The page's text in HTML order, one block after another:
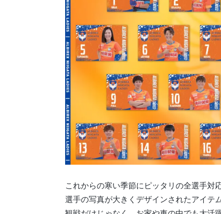
これからの寒い季節にピッタリの全選手対
選手の写真が大きくデザインされたアイテ